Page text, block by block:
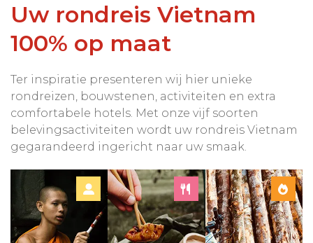
Uw rondreis Vietnam
100% op maat
Ter inspiratie presenteren wij hier unieke
rondreizen, bouwstenen, activiteiten en extra
comfortabele hotels. Met onze vijf soorten
belevingsactiviteiten wordt uw rondreis Vietnam
gegarandeerd ingericht naar uw smaak.